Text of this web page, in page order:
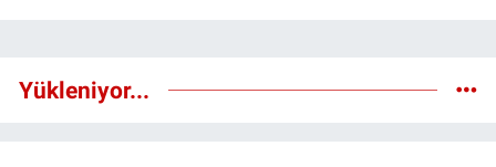
Yükleniyor...